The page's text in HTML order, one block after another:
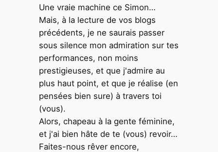
Une vraie machine ce Simon…
Mais, à la lecture de vos blogs
précédents, je ne saurais passer
sous silence mon admiration sur tes
performances, non moins
prestigieuses, et que j'admire au
plus haut point, et que je réalise (en
pensées bien sure) à travers toi
(vous).
Alors, chapeau à la gente féminine,
et j'ai bien hâte de te (vous) revoir…
Faites-nous rêver encore,